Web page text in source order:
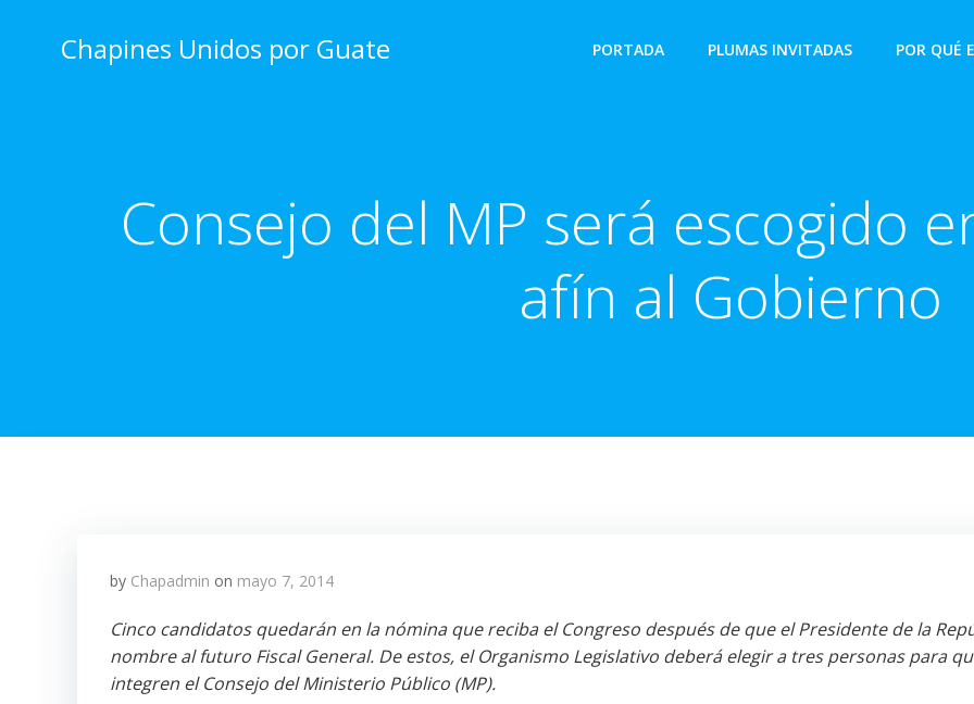
Chapines Unidos por Guate PORTADA PLUMAS INVITADAS POR QUÉ
Consejo del MP será escogido
afín al Gobierno
by Chapadmin on mayo 7, 2014
Cinco candidatos quedarán en la nómina que reciba el Congreso después de que el Presidente de la
nombre al futuro Fiscal General. De estos, el Organismo Legislativo deberá elegir a tres personas para
integren el Consejo del Ministerio Público (MP).